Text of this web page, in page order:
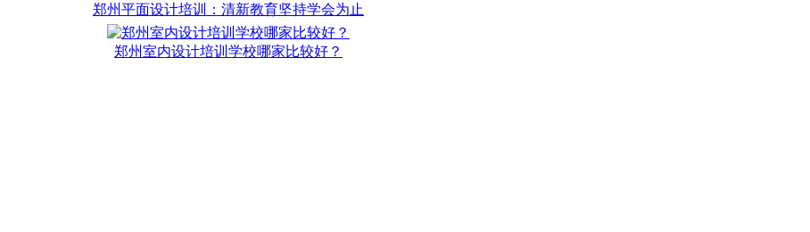
郑州平面设计培训：清新教育坚持学会为止
郑州室内设计培训学校哪家比较好？